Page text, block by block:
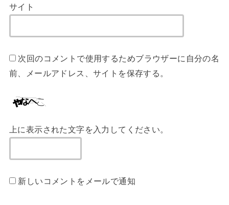
サイト
次回のコメントで使用するためブラウザーに自分の名
前、メールアドレス、サイトを保存する。
上に表示された文字を入力してください。
新しいコメントをメールで通知